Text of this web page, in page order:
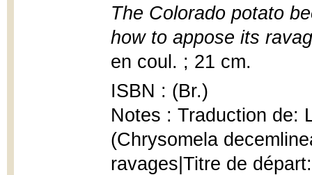
The Colorado potato
how to appose its
en coul. ; 21 cm.
ISBN : (Br.)
Notes : Traduction de:
(Chrysomela
ravages|Titre de